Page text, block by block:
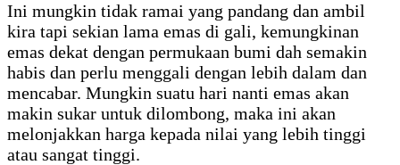
Ini mungkin tidak ramai yang pandang dan ambil
kira tapi sekian lama emas di gali, kemungkinan
emas dekat dengan permukaan bumi dah semakin
habis dan perlu menggali dengan lebih dalam dan
mencabar. Mungkin suatu hari nanti emas akan
makin sukar untuk dilombong, maka ini akan
melonjakkan harga kepada nilai yang lebih tinggi
atau sangat tinggi.